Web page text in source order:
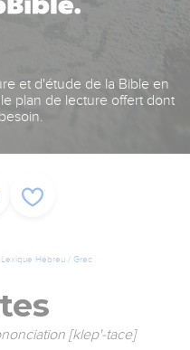
et d'étude de la Bible en
plan de lecture offert dont
Lexique Hébreu / Grec
[klep'-tace]